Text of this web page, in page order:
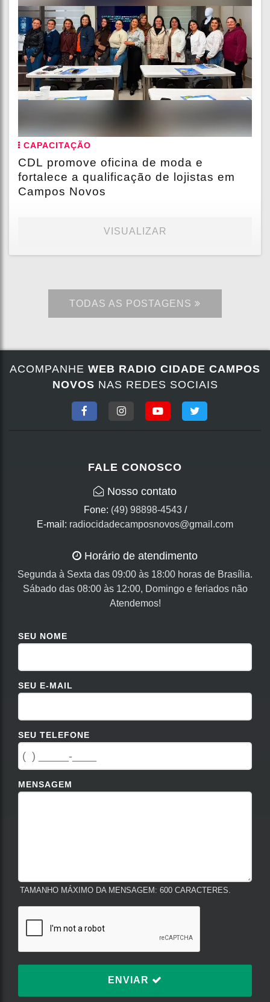
CAPACITAÇÃO
CDL promove oficina de moda e
fortalece a qualificação de lojistas em
Campos Novos
VISUALIZAR
TODAS AS POSTAGENS
ACOMPANHE WEB RADIO CIDADE CAMPOS
NOVOS NAS REDES SOCIAIS
FALE CONOSCO
Nosso contato
Fone: (49) 98898-4543/
E-mail: radiocidadecamposnovos@gmail.com
Horário de atendimento
Segunda à Sexta das 09:00 às 18:00 horas de Brasília.
Sábado das 08:00 às 12:00, Domingo e feriados não
Atendemos!
SEU NOME
SEU E-MAIL
SEU TELEFONE
MENSAGEM
TAMANHO MÁXIMO DA MENSAGEM: 600 CARACTERES.
ENVIAR